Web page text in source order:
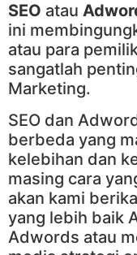
SEO atau
ini
atau para
sangatlah
Marketing.
SEO dan
berbeda yang
kelebihan dan
masing cara
akan kami
yang lebih baik
Adwords atau